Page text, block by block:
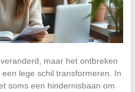
maar het ontbreken
lege schil transformeren. In
soms een hindernisbaan om